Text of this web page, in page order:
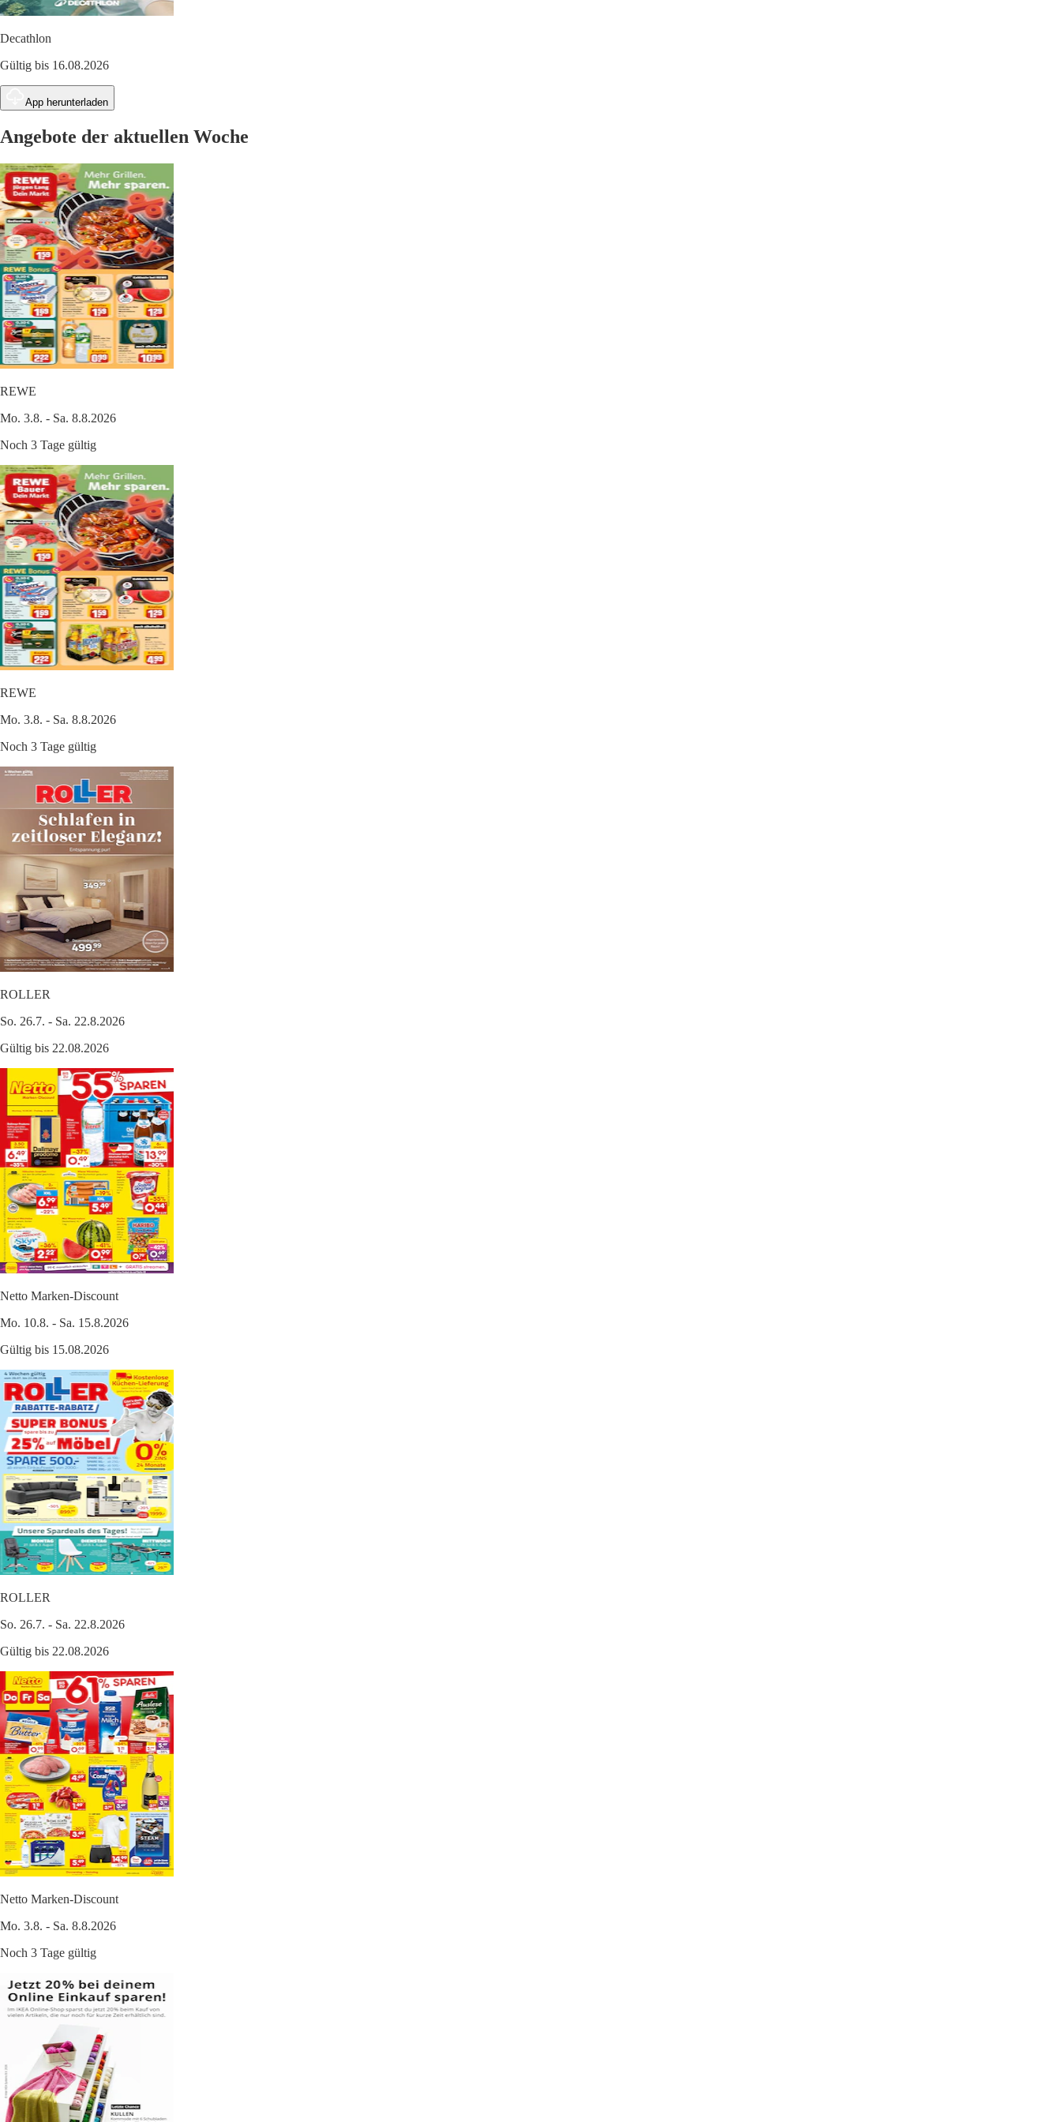
Decathlon
Gültig bis 16.08.2026
App herunterladen
Angebote der aktuellen Woche
REWE
Mo. 3.8. - Sa. 8.8.2026
Noch 3 Tage gültig
REWE
Mo. 3.8. - Sa. 8.8.2026
Noch 3 Tage gültig
ROLLER
So. 26.7. - Sa. 22.8.2026
Gültig bis 22.08.2026
Netto Marken-Discount
Mo. 10.8. - Sa. 15.8.2026
Gültig bis 15.08.2026
ROLLER
So. 26.7. - Sa. 22.8.2026
Gültig bis 22.08.2026
Netto Marken-Discount
Mo. 3.8. - Sa. 8.8.2026
Noch 3 Tage gültig